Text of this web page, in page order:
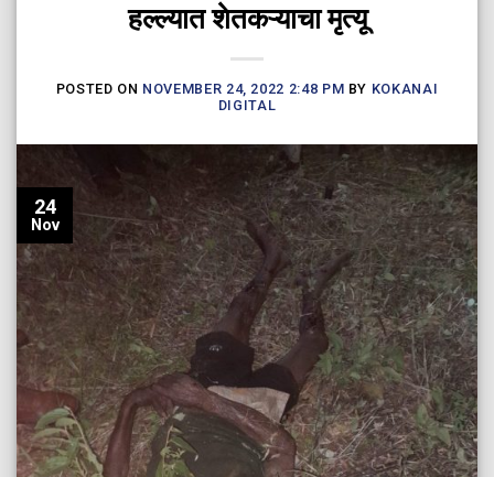
हल्ल्यात शेतकऱ्याचा मृत्यू
POSTED ON NOVEMBER 24, 2022 2:48 PM BY KOKANAI
DIGITAL
24
Nov